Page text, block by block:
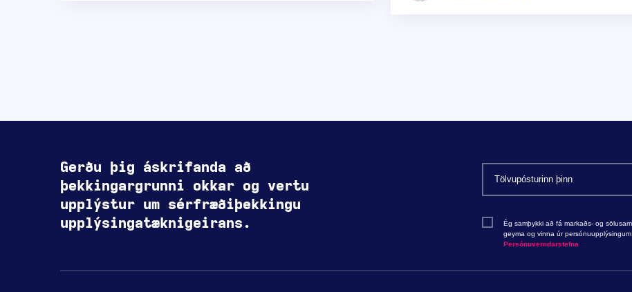
Gerðu þig áskrifanda að
þekkingargrunni okkar og vertu
upplýstur um sérfræðiþekkingu
upplýsingatæknigeirans.
Ég samþykki að fá markaðs- og
geyma og vinna úr
Persónuverndarstefna